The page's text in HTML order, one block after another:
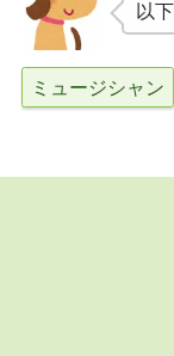
以
ミュージシャン